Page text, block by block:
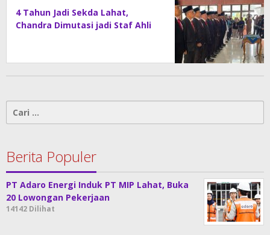
4 Tahun Jadi Sekda Lahat,
Chandra Dimutasi jadi Staf Ahli
untuk:
Berita Populer
PT Adaro Energi Induk PT MIP Lahat, Buka
20 Lowongan Pekerjaan
14142 Dilihat